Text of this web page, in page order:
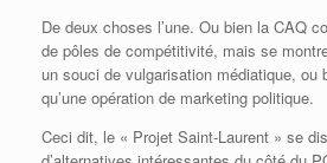
De deux choses l’une. Ou bien la CAQ
de pôles de compétitivité, mais se
un souci de vulgarisation médiatique, ou
qu’une opération de marketing politique.
Ceci dit, le « Projet Saint-Laurent » se